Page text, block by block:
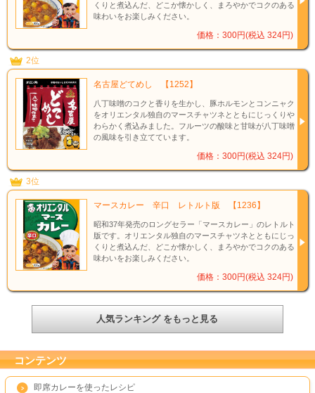
くりと煮込んだ、どこか懐かしく、まろやかでコクのある
味わいをお楽しみください。
価格：300円(税込 324円)
2位
名古屋どてめし 【1252】
八丁味噌のコクと香りを生かし、豚ホルモンとコンニャク
をオリエンタル独自のマースチャツネとともにじっくりや
わらかく煮込みました。フルーツの酸味と甘味が八丁味噌
の風味を引き立てています。
価格：300円(税込 324円)
3位
マースカレー 辛口 レトルト版 【1236】
昭和37年発売のロングセラー「マースカレー」のレトルト
版です。オリエンタル独自のマースチャツネとともにじっ
くりと煮込んだ、どこか懐かしく、まろやかでコクのある
味わいをお楽しみください。
価格：300円(税込 324円)
人気ランキング をもっと見る
コンテンツ
即席カレーを使ったレシピ